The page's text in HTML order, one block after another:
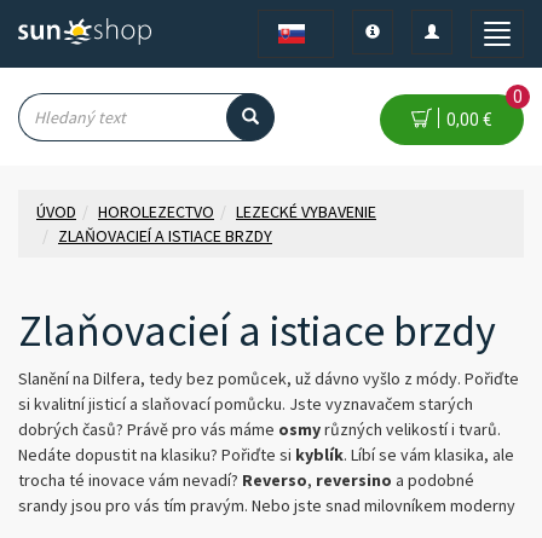
Toggle
Toggle
navigation
Toggle
0,00 €
0
ÚVOD HOROLEZECTVO
LEZECKÉ VYBAVENIE
ZLAŇOVACIEÍ A ISTIACE BRZDY
Zlaňovacieí a istiace brzdy
Slanění na Dilfera, tedy bez pomůcek, už dávno vyšlo z módy. Pořiďte
si kvalitní jisticí a slaňovací pomůcku. Jste vyznavačem starých
dobrých časů? Právě pro vás máme osmyrůzných velikostí i tvarů.
Nedáte dopustit na klasiku? Pořiďte si kyblík. Líbí se vám klasika, ale
trocha té inovace vám nevadí? Reverso, reversino a podobné
srandy jsou pro vás tím pravým. Nebo jste snad milovníkem moderny